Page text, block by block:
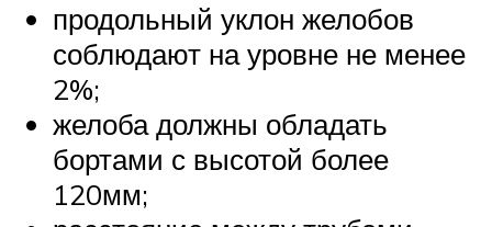
продольный уклон желобов
соблюдают на уровне не менее
2%;
желоба должны обладать
бортами с высотой более
120мм;